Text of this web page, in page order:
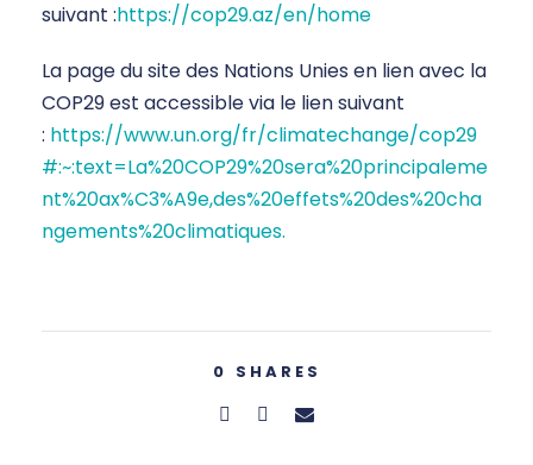
suivant :https://cop29.az/en/home
La page du site des Nations Unies en lien avec la
COP29 est accessible via le lien suivant
: https://www.un.org/fr/climatechange/cop29
#:~:text=La%20COP29%20sera%20principaleme
nt%20ax%C3%A9e,des%20effets%20des%20cha
ngements%20climatiques.
0 SHARES